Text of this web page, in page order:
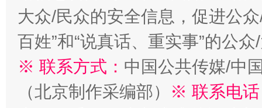
大众/民众的安全信息，促进公
百姓”和“说真话、重实事”的公
※ 联系方式： 中国公共传媒/中
（北京制作采编部）
※ 联系电